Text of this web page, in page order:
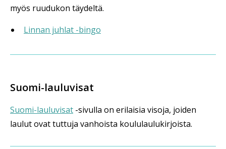
myös ruudukon täydeltä.
Linnan juhlat -bingo
Suomi-lauluvisat
Suomi-lauluvisat -sivulla on erilaisia visoja, joiden
laulut ovat tuttuja vanhoista koululaulukirjoista.